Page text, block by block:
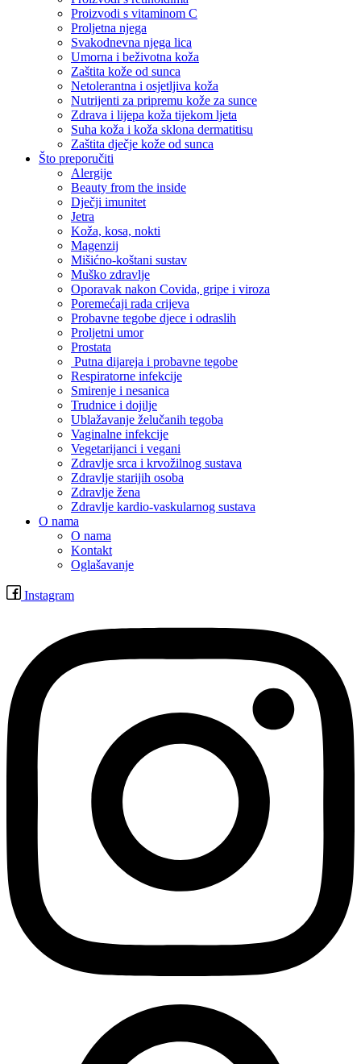
Proizvodi s vitaminom C
Proljetna njega
Svakodnevna njega lica
Umorna i beživotna koža
Zaštita kože od sunca
Netolerantna i osjetljiva koža
Nutrijenti za pripremu kože za sunce
Zdrava i lijepa koža tijekom ljeta
Suha koža i koža sklona dermatitisu
Zaštita dječje kože od sunca
Što preporučiti
Alergije
Beauty from the inside
Dječji imunitet
Jetra
Koža, kosa, nokti
Magenzij
Mišićno-koštani sustav
Muško zdravlje
Oporavak nakon Covida, gripe i viroza
Poremećaji rada crijeva
Probavne tegobe djece i odraslih
Proljetni umor
Prostata
Putna dijareja i probavne tegobe
Respiratorne infekcije
Smirenje i nesanica
Trudnice i dojilje
Ublažavanje želučanih tegoba
Vaginalne infekcije
Vegetarijanci i vegani
Zdravlje srca i krvožilnog sustava
Zdravlje starijih osoba
Zdravlje žena
Zdravlje kardio-vaskularnog sustava
O nama
O nama
Kontakt
Oglašavanje
Instagram